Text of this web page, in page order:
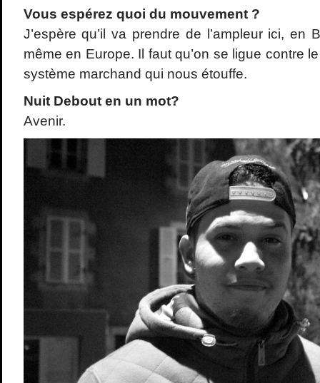
Vous espérez quoi du mouvement ?
J’espère qu’il va prendre de l’ampleur ici, en
même en Europe. Il faut qu’on se ligue contre
système marchand qui nous étouffe.
Nuit Debout en un mot?
Avenir.